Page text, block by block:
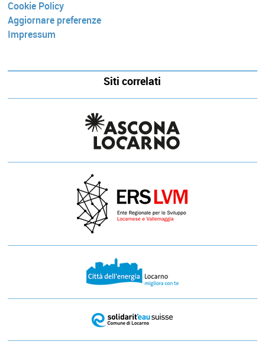
Cookie Policy
Aggiornare preferenze
Impressum
Siti correlati